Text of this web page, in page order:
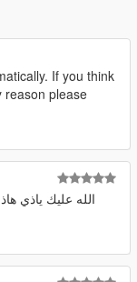
If you think
reason please
الله عليك ياذي